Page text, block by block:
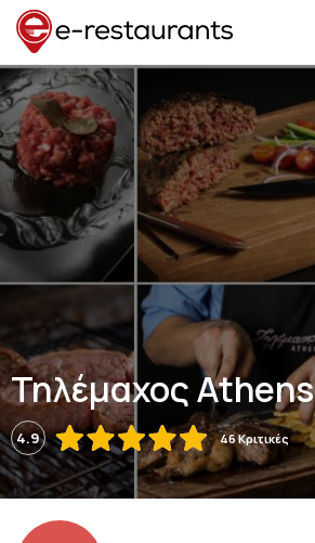
Τηλέμαχος Athens
4.9 46 Κριτικές